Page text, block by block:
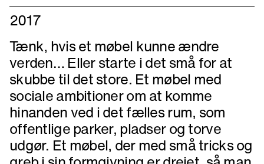
2017
Tænk, hvis et møbel kunne ændre
verden… Eller starte i det små for at
skubbe til det store. Et møbel med
sociale ambitioner om at komme
hinanden ved i det fælles rum, som
offentlige parker, pladser og torve
udgør. Et møbel, der med små tricks og